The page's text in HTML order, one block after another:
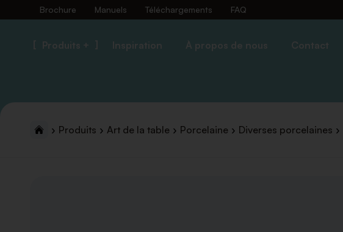
Brochure Manuels Téléchargements FAQ
Produits + Inspiration À propos de nous Contact
Produits Art de la table Porcelaine Diverses porcelaines